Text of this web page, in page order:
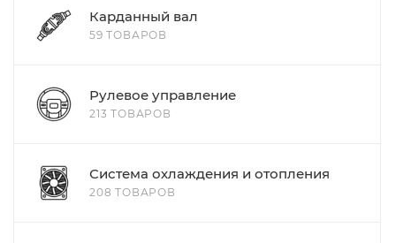
Карданный вал
59 ТОВАРОВ
Рулевое управление
213 ТОВАРОВ
Система охлаждения и отопления
208 ТОВАРОВ